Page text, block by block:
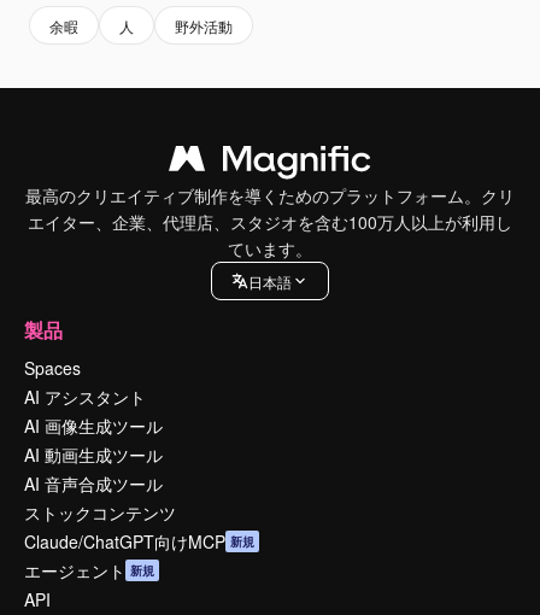
余暇 人 野外活動
最高のクリエイティブ制作を導くためのプラットフォーム。クリ
エイター、企業、代理店、スタジオを含む100万人以上が利用し
ています。
日本語
製品
Spaces
AI アシスタント
AI 画像生成ツール
AI 動画生成ツール
AI 音声合成ツール
ストックコンテンツ
Claude/ChatGPT向けMCP 新規
エージェント 新規
API